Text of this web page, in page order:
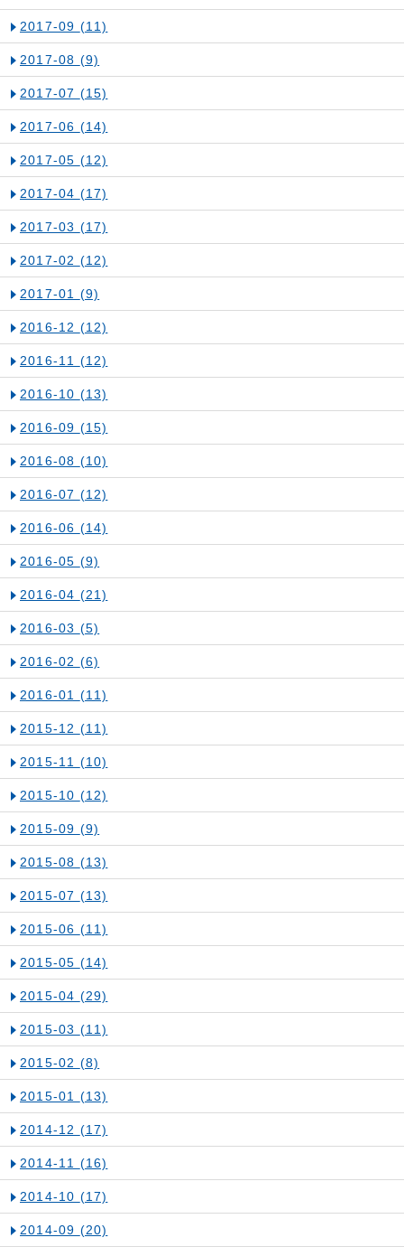
2017-09 (11)
2017-08 (9)
2017-07 (15)
2017-06 (14)
2017-05 (12)
2017-04 (17)
2017-03 (17)
2017-02 (12)
2017-01 (9)
2016-12 (12)
2016-11 (12)
2016-10 (13)
2016-09 (15)
2016-08 (10)
2016-07 (12)
2016-06 (14)
2016-05 (9)
2016-04 (21)
2016-03 (5)
2016-02 (6)
2016-01 (11)
2015-12 (11)
2015-11 (10)
2015-10 (12)
2015-09 (9)
2015-08 (13)
2015-07 (13)
2015-06 (11)
2015-05 (14)
2015-04 (29)
2015-03 (11)
2015-02 (8)
2015-01 (13)
2014-12 (17)
2014-11 (16)
2014-10 (17)
2014-09 (20)